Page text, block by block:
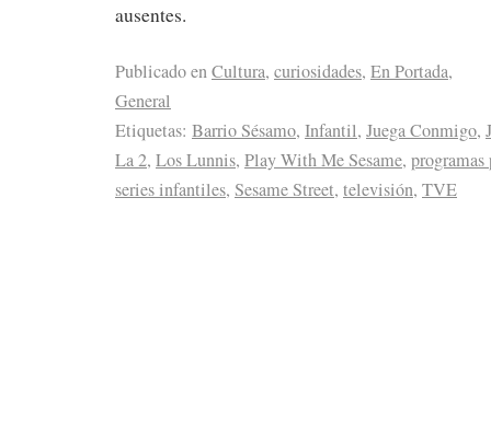
ausentes.
Publicado enCultura, curiosidades, En Portada,
General
Etiquetas: Barrio Sésamo, Infantil, Juega Conmigo,
La 2, Los Lunnis, Play With Me Sesame, programas
series infantiles, Sesame Street, televisión, TVE